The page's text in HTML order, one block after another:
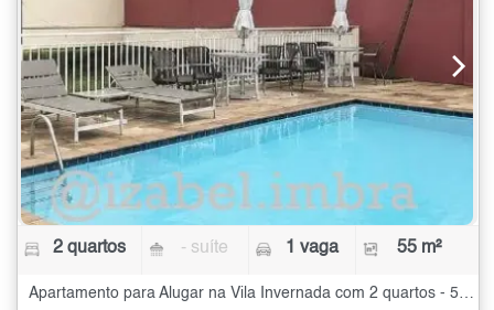
2 quartos - suíte 1 vaga 55 m²
Apartamento para Alugar na Vila Invernada com 2 quartos - 55 m²